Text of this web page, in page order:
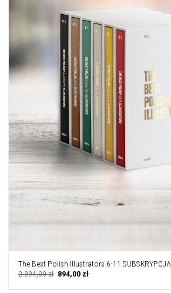
The Best Polish Illustrators 6-11 SUBSKRYPCJA
2 394,00zł Pierwotna
cena
wynosiła:
894,00 złAktualna
wynosi: